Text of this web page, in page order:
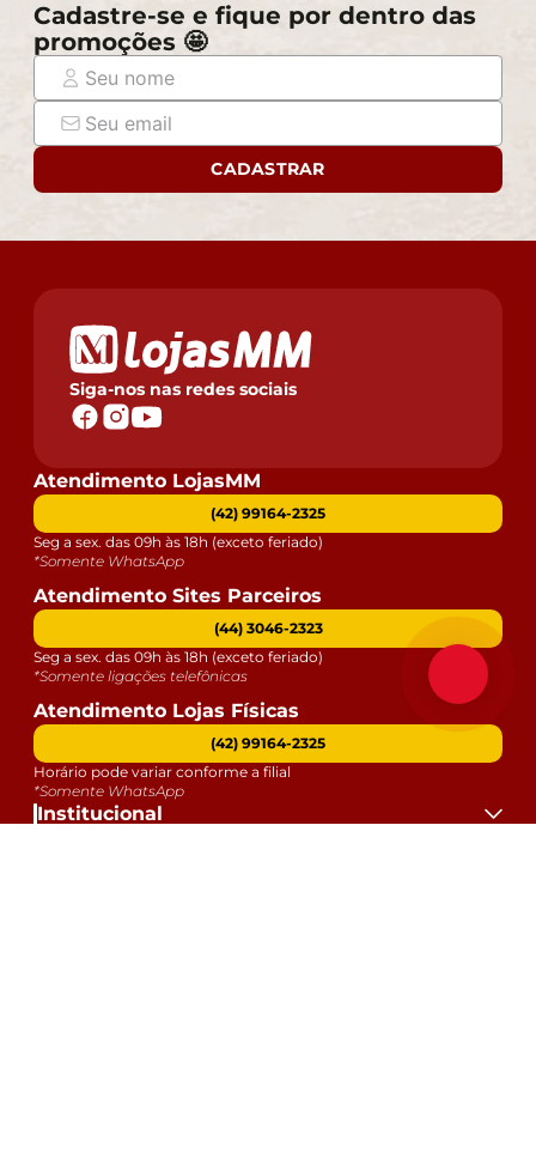
Cadastre-se e fique por dentro das
promoções 🤩
CADASTRAR
Siga-nos nas redes sociais
Institucional
Atendimento LojasMM
(42) 99164-2325
Seg a sex. das 09h às 18h (exceto feriado)
*Somente WhatsApp
Atendimento Sites Parceiros
(44) 3046-2323
Seg a sex. das 09h às 18h (exceto feriado)
*Somente ligações telefônicas
Atendimento Lojas Físicas
(42) 99164-2325
Horário pode variar conforme a filial
*Somente WhatsApp